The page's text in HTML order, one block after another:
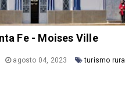
Fe - Moises Ville
agosto 04, 2023 turismo rural